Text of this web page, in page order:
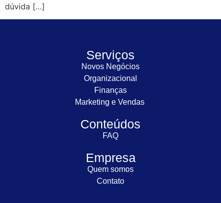
dúvida […]
Serviços
Novos Negócios
Organizacional
Finanças
Marketing e Vendas
Conteúdos
FAQ
Empresa
Quem somos
Contato